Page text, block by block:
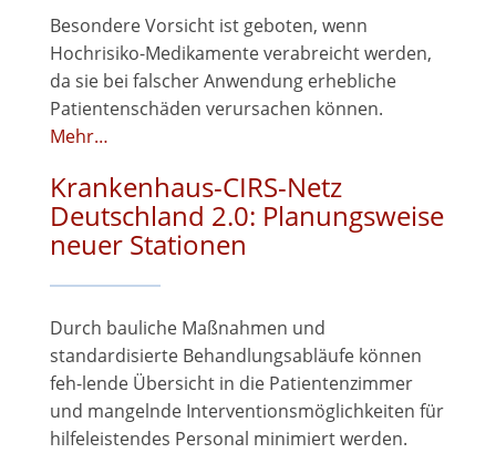
Besondere Vorsicht ist geboten, wenn
Hochrisiko-Medikamente verabreicht werden,
da sie bei falscher Anwendung erhebliche
Patientenschäden verursachen können.
Mehr…
Krankenhaus-CIRS-Netz
Deutschland 2.0: Planungsweise
neuer Stationen
Durch bauliche Maßnahmen und
standardisierte Behandlungsabläufe können
feh-lende Übersicht in die Patientenzimmer
und mangelnde Interventionsmöglichkeiten für
hilfeleistendes Personal minimiert werden.